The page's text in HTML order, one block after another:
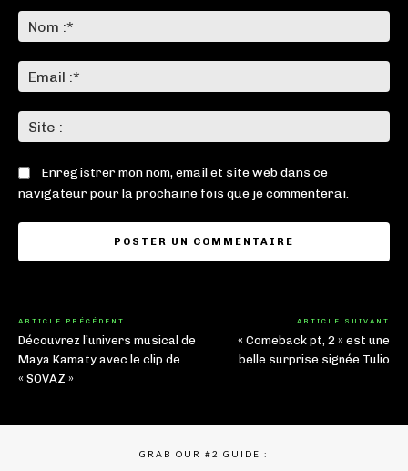
:*
:*
:
Enregistrer mon nom, email et site web dans ce
navigateur pour la prochaine fois que je commenterai.
ARTICLE PRÉCÉDENT
Découvrez l’univers musical de
Maya Kamaty avec le clip de
« SOVAZ »
ARTICLE SUIVANT
« Comeback pt, 2 » est une
belle surprise signée Tulio
GRAB OUR #2 GUIDE :